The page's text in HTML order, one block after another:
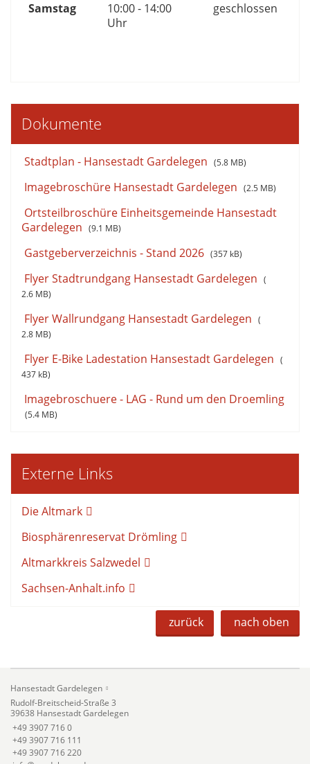
Samstag
10:00 - 14:00
Uhr
geschlossen
Dokumente
Stadtplan - Hansestadt Gardelegen (5.8 MB)
Imagebroschüre Hansestadt Gardelegen (2.5 MB)
Ortsteilbroschüre Einheitsgemeinde Hansestadt
Gardelegen (9.1 MB)
Gastgeberverzeichnis - Stand 2026 (357 kB)
Flyer Stadtrundgang Hansestadt Gardelegen (
2.6 MB)
Flyer Wallrundgang Hansestadt Gardelegen (
2.8 MB)
Flyer E-Bike Ladestation Hansestadt Gardelegen (
437 kB)
Imagebroschuere - LAG - Rund um den Droemling
(5.4 MB)
Externe Links
Die Altmark
Biosphärenreservat Drömling
Altmarkkreis Salzwedel
Sachsen-Anhalt.info
zurück nach oben
Hansestadt Gardelegen
Rudolf-Breitscheid-Straße 3
39638 Hansestadt Gardelegen
+49 3907 716 0
+49 3907 716 111
+49 3907 716 220